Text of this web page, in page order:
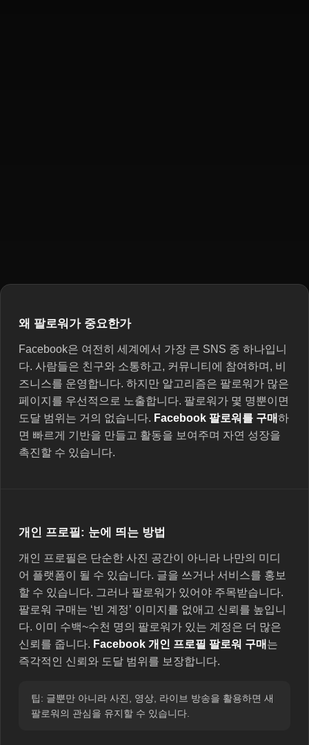
왜 팔로워가 중요한가
Facebook은 여전히 세계에서 가장 큰 SNS 중 하나입니
다. 사람들은 친구와 소통하고, 커뮤니티에 참여하며, 비
즈니스를 운영합니다. 하지만 알고리즘은 팔로워가 많은
페이지를 우선적으로 노출합니다. 팔로워가 몇 명뿐이면
도달 범위는 거의 없습니다. Facebook 팔로워를 구매하
면 빠르게 기반을 만들고 활동을 보여주며 자연 성장을
촉진할 수 있습니다.
개인 프로필: 눈에 띄는 방법
개인 프로필은 단순한 사진 공간이 아니라 나만의 미디
어 플랫폼이 될 수 있습니다. 글을 쓰거나 서비스를 홍보
할 수 있습니다. 그러나 팔로워가 있어야 주목받습니다.
팔로워 구매는 ‘빈 계정’ 이미지를 없애고 신뢰를 높입니
다. 이미 수백~수천 명의 팔로워가 있는 계정은 더 많은
신뢰를 줍니다. Facebook 개인 프로필 팔로워 구매 는
즉각적인 신뢰와 도달 범위를 보장합니다.
팁: 글뿐만 아니라 사진, 영상, 라이브 방송을 활용하면 새
팔로워의 관심을 유지할 수 있습니다.